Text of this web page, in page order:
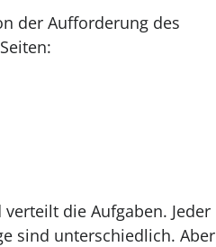
der Aufforderung des
die Aufgaben. Jeder
sind unterschiedlich. Aber